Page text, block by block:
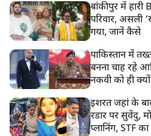
बांकीपुर में
परिवार, असली
गया, जानें कैसे
पाकिस्तान में
बनना चाह रहे
नकवी को ही क्यों
इशरत जहां के
रडार पर सुवेंदु,
प्लानिंग, STF